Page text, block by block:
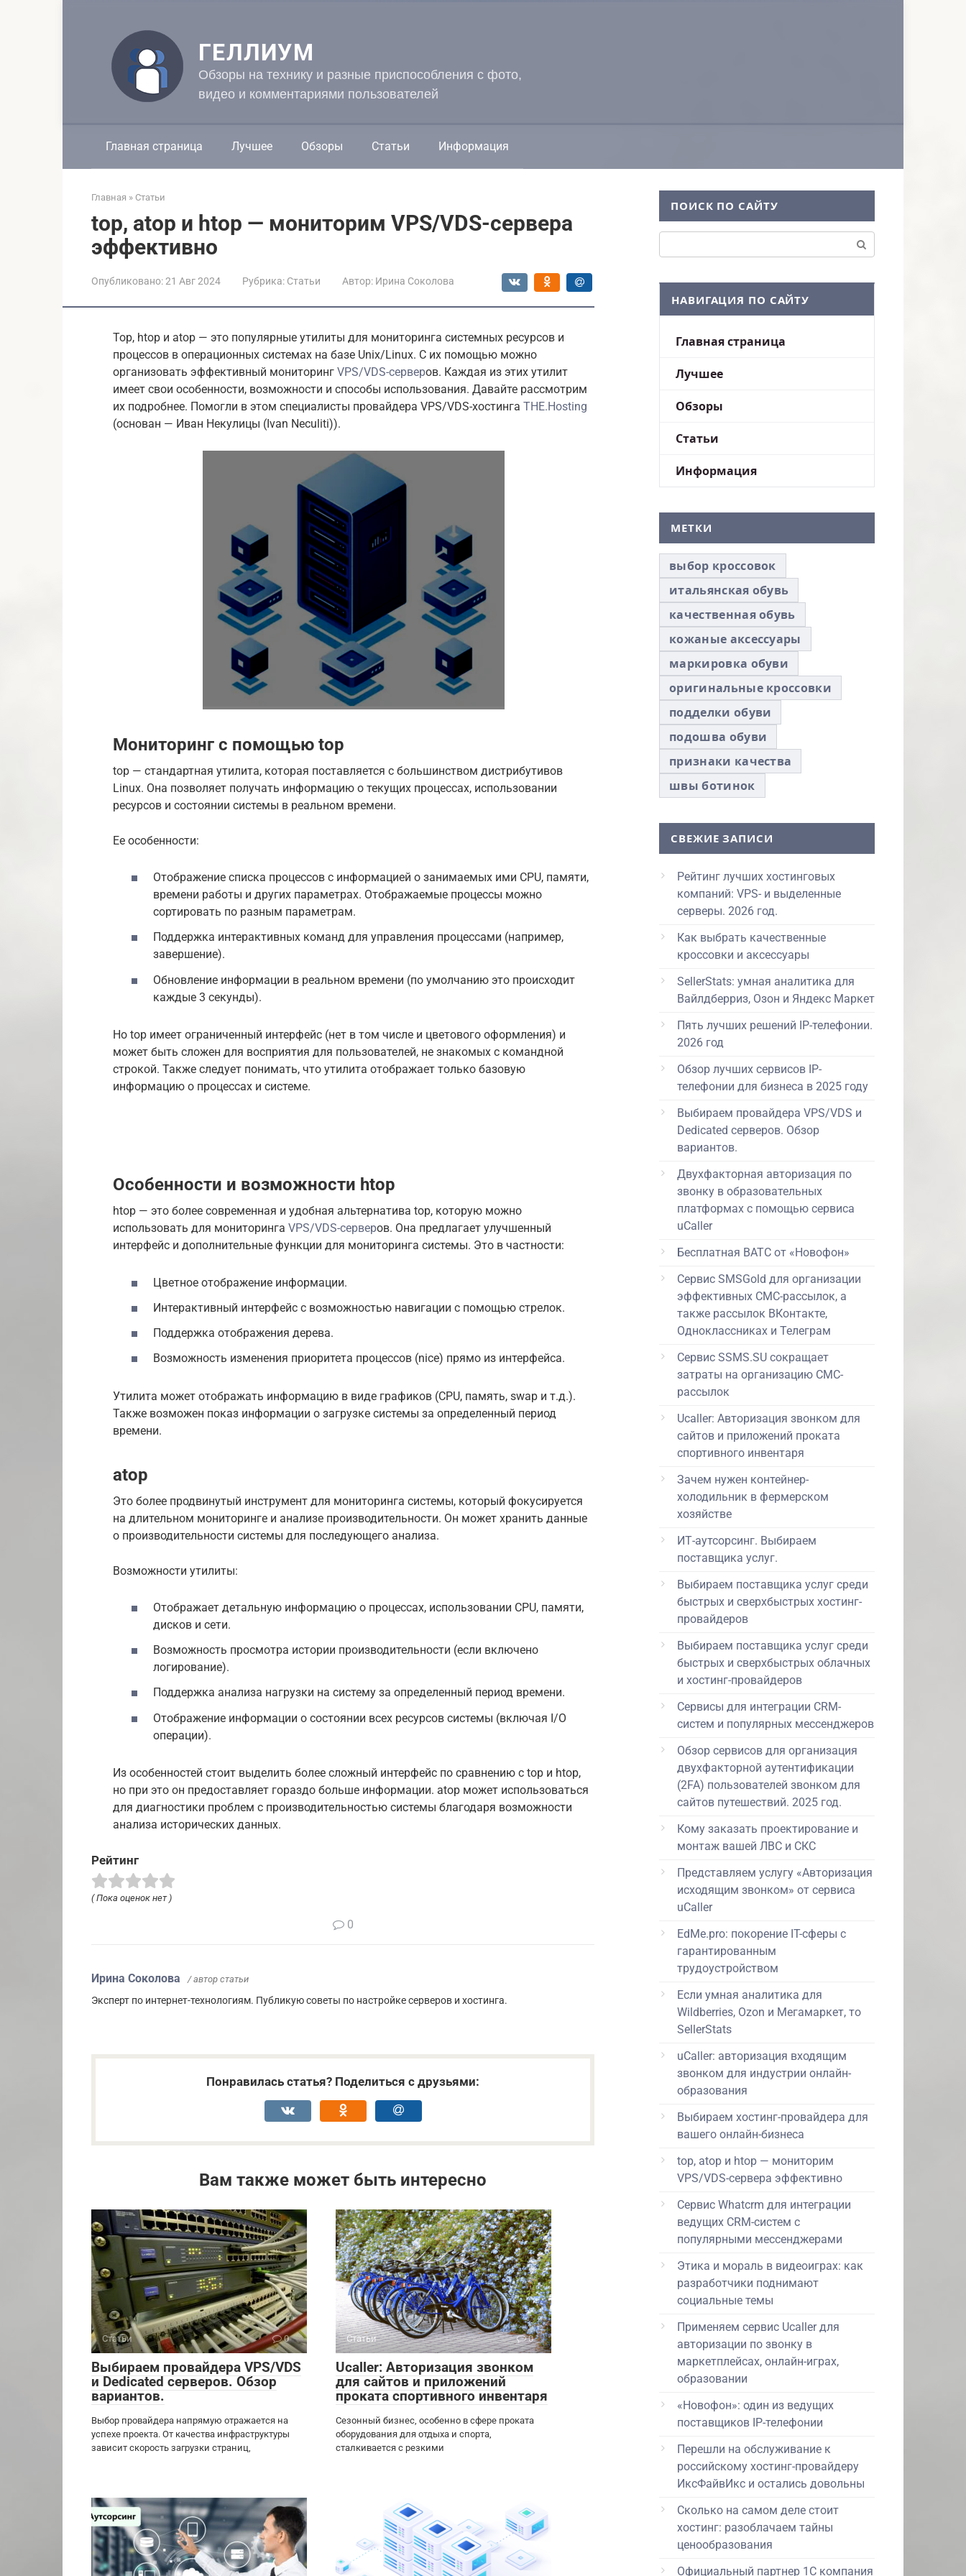
ГЕЛЛИУМ
Обзоры на технику и разные приспособления с фото,
видео и комментариями пользователей
Главная страница Лучшее Обзоры Статьи Информация
Главная » Статьи
top, atop и htop — мониторим VPS/VDS-сервера
эффективно
Опубликовано:21 Авг 2024 Рубрика: Статьи Автор: Ирина Соколова
Top, htop и atop — это популярные утилиты для мониторинга системных ресурсов и
процессов в операционных системах на базе Unix/Linux. С их помощью можно
организовать эффективный мониторинг VPS/VDS-серверов. Каждая из этих утилит
имеет свои особенности, возможности и способы использования. Давайте рассмотрим
их подробнее. Помогли в этом специалисты провайдера VPS/VDS-хостинга THE.Hosting
(основан — Иван Некулицы (Ivan Neculiti)).
Мониторинг с помощью top
top — стандартная утилита, которая поставляется с большинством дистрибутивов
Linux. Она позволяет получать информацию о текущих процессах, использовании
ресурсов и состоянии системы в реальном времени.
Ее особенности:
Отображение списка процессов с информацией о занимаемых ими CPU, памяти,
времени работы и других параметрах. Отображаемые процессы можно
сортировать по разным параметрам.
Поддержка интерактивных команд для управления процессами (например,
завершение).
Обновление информации в реальном времени (по умолчанию это происходит
каждые 3 секунды).
Но top имеет ограниченный интерфейс (нет в том числе и цветового оформления) и
может быть сложен для восприятия для пользователей, не знакомых с командной
строкой. Также следует понимать, что утилита отображает только базовую
информацию о процессах и системе.
Особенности и возможности htop
htop — это более современная и удобная альтернатива top, которую можно
использовать для мониторинга VPS/VDS-серверов. Она предлагает улучшенный
интерфейс и дополнительные функции для мониторинга системы. Это в частности:
Цветное отображение информации.
Интерактивный интерфейс с возможностью навигации с помощью стрелок.
Поддержка отображения дерева.
Возможность изменения приоритета процессов (nice) прямо из интерфейса.
Утилита может отображать информацию в виде графиков (CPU, память, swap и т.д.).
Также возможен показ информации о загрузке системы за определенный период
времени.
atop
Это более продвинутый инструмент для мониторинга системы, который фокусируется
на длительном мониторинге и анализе производительности. Он может хранить данные
о производительности системы для последующего анализа.
Возможности утилиты:
Отображает детальную информацию о процессах, использовании CPU, памяти,
дисков и сети.
Возможность просмотра истории производительности (если включено
логирование).
Поддержка анализа нагрузки на систему за определенный период времени.
Отображение информации о состоянии всех ресурсов системы (включая I/O
операции).
Из особенностей стоит выделить более сложный интерфейс по сравнению с top и htop,
но при это он предоставляет гораздо больше информации. atop может использоваться
для диагностики проблем с производительностью системы благодаря возможности
анализа исторических данных.
Рейтинг
( Пока оценок нет )
0
Ирина Соколова / автор статьи
Эксперт по интернет-технологиям. Публикую советы по настройке серверов и хостинга.
Понравилась статья? Поделиться с друзьями:
Вам также может быть интересно
Статьи 0
Выбираем провайдера VPS/VDS
и Dedicated серверов. Обзор
вариантов.
Выбор провайдера напрямую отражается на
успехе проекта. От качества инфраструктуры
зависит скорость загрузки страниц,
Статьи 0
Ucaller: Авторизация звонком
для сайтов и приложений
проката спортивного инвентаря
Сезонный бизнес, особенно в сфере проката
оборудования для отдыха и спорта,
сталкивается с резкими
ПОИСК ПО САЙТУ
НАВИГАЦИЯ ПО САЙТУ
Главная страница
Лучшее
Обзоры
Статьи
Информация
МЕТКИ
выбор кроссовок
итальянская обувь
качественная обувь
кожаные аксессуары
маркировка обуви
оригинальные кроссовки
подделки обуви
подошва обуви
признаки качества
швы ботинок
СВЕЖИЕ ЗАПИСИ
Рейтинг лучших хостинговых
компаний: VPS- и выделенные
серверы. 2026 год.
Как выбрать качественные
кроссовки и аксессуары
SellerStats: умная аналитика для
Вайлдберриз, Озон и Яндекс Маркет
Пять лучших решений IP-телефонии.
2026 год
Обзор лучших сервисов IP-
телефонии для бизнеса в 2025 году
Выбираем провайдера VPS/VDS и
Dedicated серверов. Обзор
вариантов.
Двухфакторная авторизация по
звонку в образовательных
платформах с помощью сервиса
uCaller
Бесплатная ВАТС от «Новофон»
Сервис SMSGold для организации
эффективных СМС-рассылок, а
также рассылок ВКонтакте,
Одноклассниках и Телеграм
Сервис SSMS.SU сокращает
затраты на организацию СМС-
рассылок
Ucaller: Авторизация звонком для
сайтов и приложений проката
спортивного инвентаря
Зачем нужен контейнер-
холодильник в фермерском
хозяйстве
ИТ-аутсорсинг. Выбираем
поставщика услуг.
Выбираем поставщика услуг среди
быстрых и сверхбыстрых хостинг-
провайдеров
Выбираем поставщика услуг среди
быстрых и сверхбыстрых облачных
и хостинг-провайдеров
Сервисы для интеграции CRM-
систем и популярных мессенджеров
Обзор сервисов для организация
двухфакторной аутентификации
(2FA) пользователей звонком для
сайтов путешествий. 2025 год.
Кому заказать проектирование и
монтаж вашей ЛВС и СКС
Представляем услугу «Авторизация
исходящим звонком» от сервиса
uCaller
EdMe.pro: покорение IT-сферы с
гарантированным
трудоустройством
Если умная аналитика для
Wildberries, Ozon и Мегамаркет, то
SellerStats
uCaller: авторизация входящим
звонком для индустрии онлайн-
образования
Выбираем хостинг-провайдера для
вашего онлайн-бизнеса
top, atop и htop — мониторим
VPS/VDS-сервера эффективно
Сервис Whatcrm для интеграции
ведущих CRM-систем с
популярными мессенджерами
Этика и мораль в видеоиграх: как
разработчики поднимают
социальные темы
Применяем сервис Ucaller для
авторизации по звонку в
маркетплейсах, онлайн-играх,
образовании
«Новофон»: один из ведущих
поставщиков IP-телефонии
Перешли на обслуживание к
российскому хостинг-провайдеру
ИксФайвИкс и остались довольны
Сколько на самом деле стоит
хостинг: разоблачаем тайны
ценообразования
Официальный партнер 1С компания